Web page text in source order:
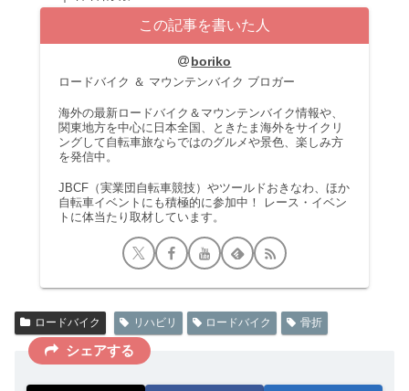
この記事を書いた人
boriko
ロードバイク ＆ マウンテンバイク ブロガー
海外の最新ロードバイク＆マウンテンバイク情報や、
関東地方を中心に日本全国、ときたま海外をサイクリ
ングして自転車旅ならではのグルメや景色、楽しみ方
を発信中。
JBCF（実業団自転車競技）やツールドおきなわ、ほか
自転車イベントにも積極的に参加中！ レース・イベン
トに体当たり取材しています。
ロードバイク リハビリ ロードバイク 骨折
シェアする